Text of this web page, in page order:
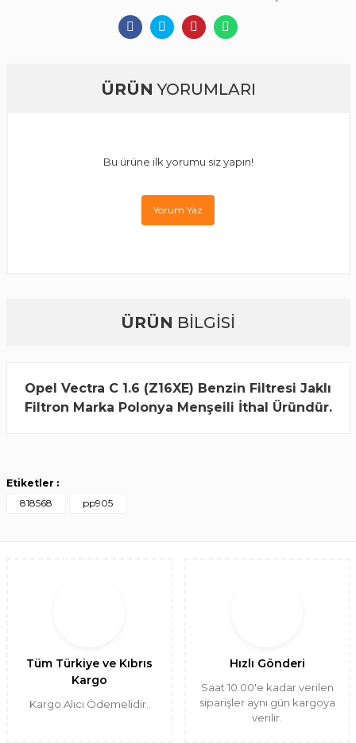
ÜRÜN YORUMLARI
Bu ürüne ilk yorumu siz yapın!
Yorum Yaz
ÜRÜN BİLGİSİ
Opel Vectra C 1.6 (Z16XE) Benzin Filtresi Jaklı
Filtron Marka Polonya Menşeili İthal Üründür.
Etiketler :
818568
pp905
Tüm Türkiye ve Kıbrıs
Kargo
Kargo Alıcı Ödemelidir.
Hızlı Gönderi
Saat 10.00'e kadar verilen
siparişler aynı gün kargoya
verilir.